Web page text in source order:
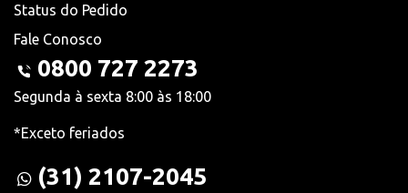
Status do Pedido
Fale Conosco
0800 727 2273
Segunda à sexta 8:00 às 18:00
*Exceto feriados
(31) 2107-2045